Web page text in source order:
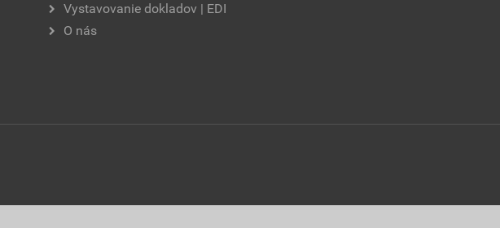
Vystavovanie dokladov | EDI
O nás